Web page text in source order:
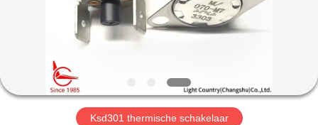
VIDEOS
VR-
SHOW
Ksd301 thermische schakelaar